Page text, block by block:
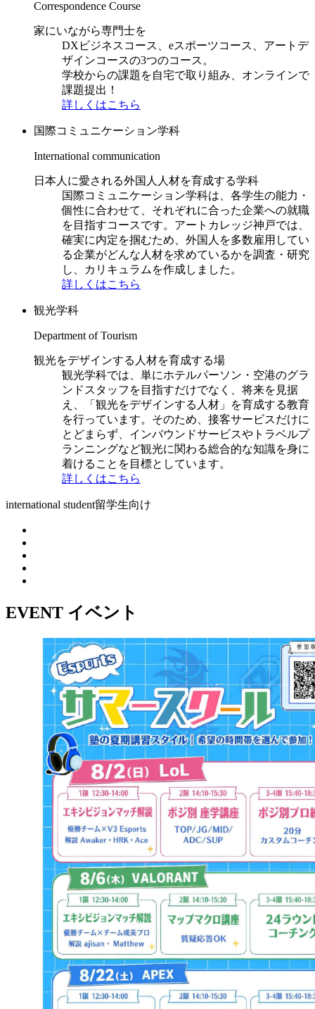
Correspondence Course
家にいながら専門士を
DXビジネスコース、eスポーツコース、アートデ
ザインコースの3つのコース。
学校からの課題を自宅で取り組み、オンラインで
課題提出！
詳しくはこちら
国際コミュニケーション学科
International communication
日本人に愛される外国人人材を育成する学科
国際コミュニケーション学科は、各学生の能力・
個性に合わせて、それぞれに合った企業への就職
を目指すコースです。アートカレッジ神戸では、
確実に内定を掴むため、外国人を多数雇用してい
る企業がどんな人材を求めているかを調査・研究
し、カリキュラムを作成しました。
詳しくはこちら
観光学科
Department of Tourism
観光をデザインする人材を育成する場
観光学科では、単にホテルパーソン・空港のグラ
ンドスタッフを目指すだけでなく、将来を見据
え、「観光をデザインする人材」を育成する教育
を行っています。そのため、接客サービスだけに
とどまらず、インバウンドサービスやトラベルプ
ランニングなど観光に関わる総合的な知識を身に
着けることを目標としています。
詳しくはこちら
international student留学生向け
EVENT イベント